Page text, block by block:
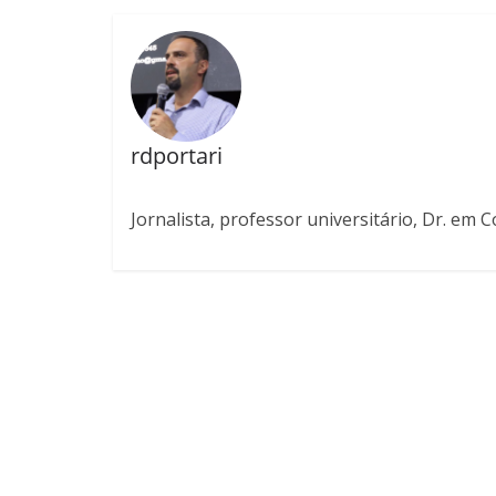
rdportari
Jornalista, professor universitário, Dr. em